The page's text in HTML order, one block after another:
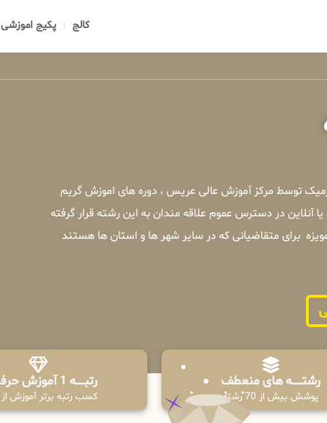
کالج پکیج اموزشی
توسط مرکز آموزش عالی عریس ، دوره های اموزش گریم
در دسترس عموم علاقه مندان به این رشته قرار گرفته
برای متقاضیانی که در سایر شهر ها و استان ها هستند
رشتـــــــه های منعطف
پوشش بیش از 70 رشته
رتبــــــه 1 آموزش حرفه ای
کسب رتبه برتر آموزش از PPQ